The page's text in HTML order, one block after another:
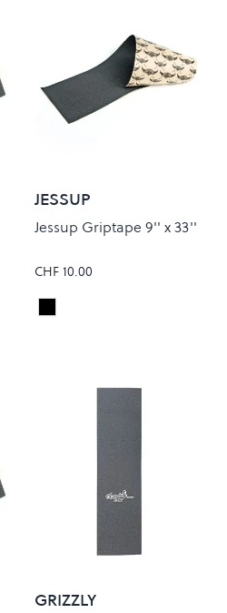
JESSUP
Jessup Griptape 9'' x 33''
CHF 10.00
Colour
Black
GRIZZLY